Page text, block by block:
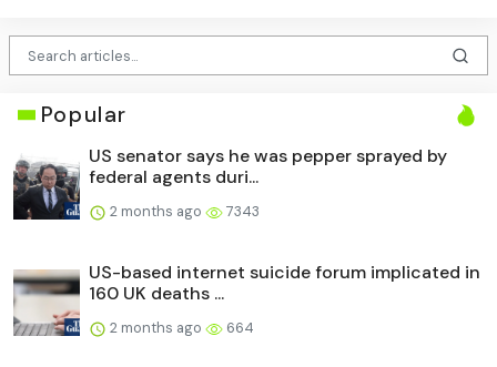
Popular
US senator says he was pepper sprayed by
federal agents duri...
2 months ago 7343
US-based internet suicide forum implicated in
160 UK deaths ...
2 months ago 664